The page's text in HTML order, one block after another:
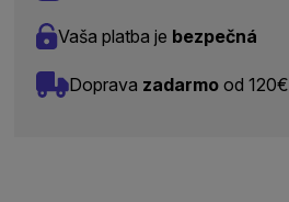
Vaša platba je bezpečná
Doprava zadarmo od 120€